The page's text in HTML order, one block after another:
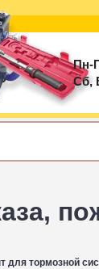
Пн-
Сб,
для тормозной